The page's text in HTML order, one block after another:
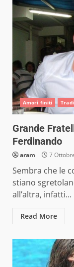
Amori finiti
Grande
Ferdinando
aram 7
Sembra che le
stiano
all’altra, infatti...
Read More